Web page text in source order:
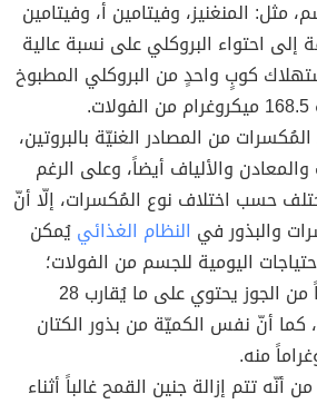
مثل: المنغنيز، وفيتامين أ، وفيتامين
إلى احتواء البروكلي على نسبة عالية
كوبٍ واحدٍ من البروكلي المطبوخ
من المصادر الغنيّة بالبروتين،
والألياف أيضاً، وعلى الرغم
حسب اختلاف نوع المُكسرات، إلّا أنّ
والبذور في النظام الغذائييُمكن
اليومية للجسم من الفولات؛
حيثُ إنّ حوالي 28 غراماً من الجوز يحتوي على ما يُقارب 28
كما أنّ نفس الكميّة من بذور الكتان
أنّه تتم إزالة جنين القمح غالباً أثناء